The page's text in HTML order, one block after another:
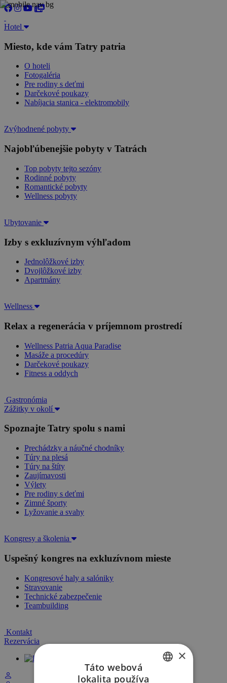
Hotel
Miesto, kde vám Tatry patria
O hoteli
Fotogaléria
Pre rodiny s deťmi
Darčekové poukazy
Nabíjacia stanica - elektromobily
Zvýhodnené pobyty
Najobľúbenejšie pobyty v Tatrách
Top pobyty tejto sezóny
Rodinné pobyty
Romantické pobyty
Wellness pobyty
Ubytovanie
Izby s exkluzívnym výhľadom
Jednolôžkové izby
Dvojlôžkové izby
Apartmány
Wellness
Relax a regenerácia v príjemnom prostredí
Wellness Patria Aqua Paradise
Masáže a procedúry
Darčekové poukazy
Fitness a oddych
Gastronómia
Zážitky v okolí
Spoznajte Tatry spolu s nami
Prechádzky a náučné chodníky
Túry na plesá
Túry na štíty
Zaujímavosti
Výlety
Pre rodiny s deťmi
Zimné športy
Lyžovanie a svahy
Kongresy a školenia
Uspešný kongres na exkluzívnom mieste
Kongresové haly a salóniky
Stravovanie
Technické zabezpečenie
Teambuilding
Kontakt
Rezervácia
×
Táto webová
lokalita používa